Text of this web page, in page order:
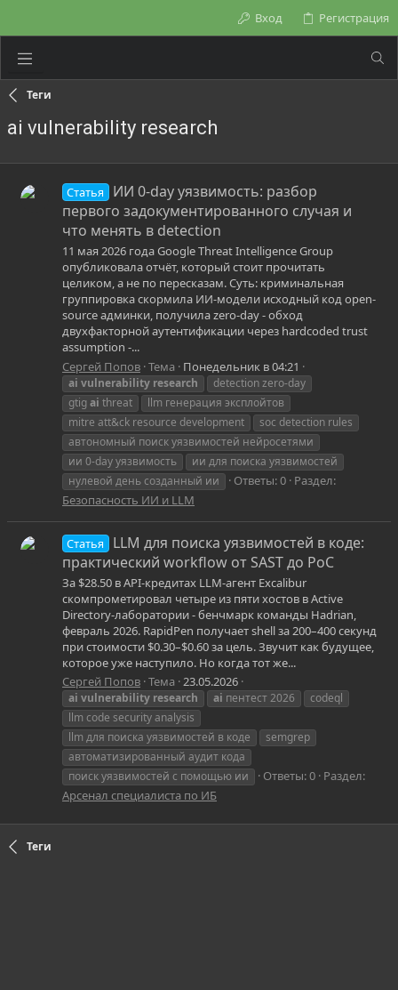
Вход Регистрация
Теги
ai vulnerability research
Статья
ИИ 0-day уязвимость: разбор
первого задокументированного случая и
что менять в detection
11 мая 2026 года Google Threat Intelligence Group
опубликовала отчёт, который стоит прочитать
целиком, а не по пересказам. Суть: криминальная
группировка скормила ИИ-модели исходный код open-
source админки, получила zero-day - обход
двухфакторной аутентификации через hardcoded trust
assumption -...
Сергей Попов Тема Понедельник в 04:21
ai vulnerability research
detection zero-day
gtigai threat
llm генерация эксплойтов
mitre att&ck resource development
soc detection rules
автономный поиск уязвимостей нейросетями
ии 0-day уязвимость
ии для поиска уязвимостей
нулевой день созданный ии
Ответы: 0 Раздел:
Безопасность ИИ и LLM
Статья
LLM для поиска уязвимостей в коде:
практический workflow от SAST до PoC
За $28.50 в API-кредитах LLM-агент Excalibur
скомпрометировал четыре из пяти хостов в Active
Directory-лаборатории - бенчмарк команды Hadrian,
февраль 2026. RapidPen получает shell за 200–400 секунд
при стоимости $0.30–$0.60 за цель. Звучит как будущее,
которое уже наступило. Но когда тот же...
Сергей Попов Тема 23.05.2026
ai vulnerability research ai пентест 2026
codeql
llm code security analysis
llm для поиска уязвимостей в коде
semgrep
автоматизированный аудит кода
поиск уязвимостей с помощью ии
Ответы: 0 Раздел:
Арсенал специалиста по ИБ
Теги